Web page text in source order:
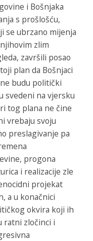
i Bošnjaka
s prošlošću,
se ubrzano mijenja
zlim
završili posao
plan da Bošnjaci
budu politički
svedeni na vjersku
tog plana ne čine
vrebaju svoju
preslagivanje pa
progona
i realizacije zle
projekat
a u konačnici
okvira koji ih
ratni zločinci i